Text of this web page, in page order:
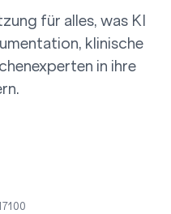
für alles, was KI
, klinische
in ihre